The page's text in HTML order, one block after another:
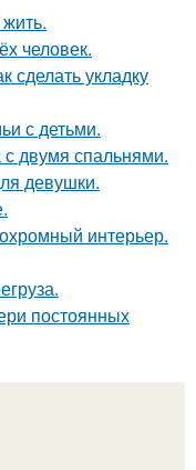
человек.
сделать укладку
с детьми.
с двумя спальнями.
девушки.
интерьер.
постоянных